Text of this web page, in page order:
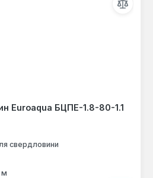
Euroaqua БЦПЕ-1.8-80-1.1
свердловини
м